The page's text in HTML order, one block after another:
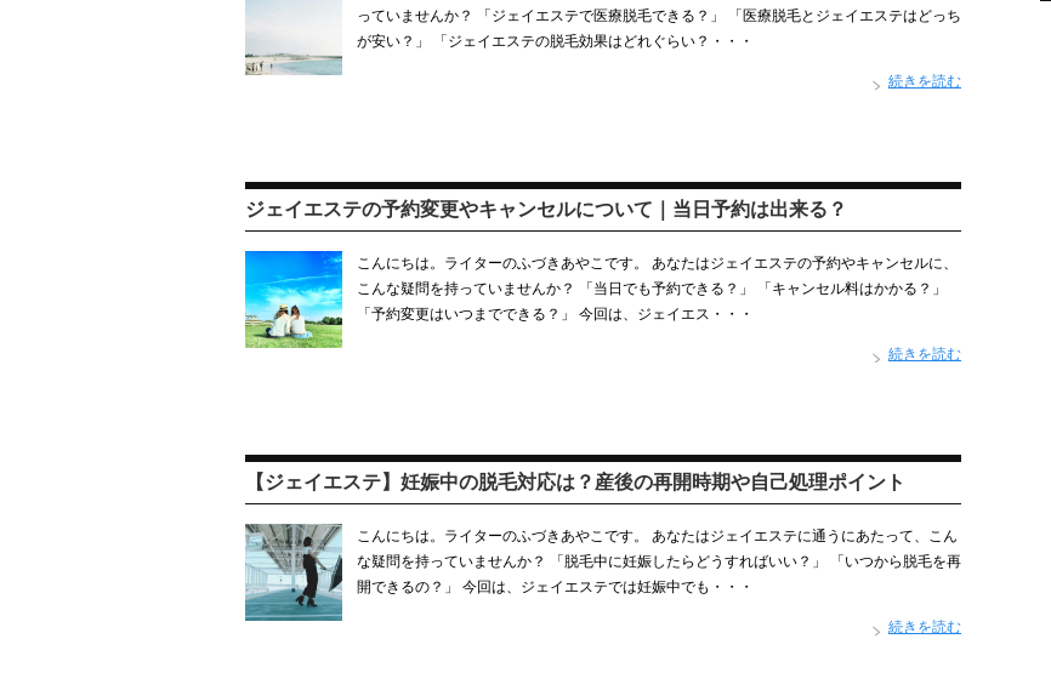
っていませんか？ 「ジェイエステで医療脱毛できる？」 「医療脱毛とジェイエステはどっち
が安い？」 「ジェイエステの脱毛効果はどれぐらい？・・・
続きを読む
ジェイエステの予約変更やキャンセルについて｜当日予約は出来る？
こんにちは。ライターのふづきあやこです。 あなたはジェイエステの予約やキャンセルに、
こんな疑問を持っていませんか？ 「当日でも予約できる？」 「キャンセル料はかかる？」
「予約変更はいつまでできる？」 今回は、ジェイエス・・・
続きを読む
【ジェイエステ】妊娠中の脱毛対応は？産後の再開時期や自己処理ポイント
こんにちは。ライターのふづきあやこです。 あなたはジェイエステに通うにあたって、こん
な疑問を持っていませんか？ 「脱毛中に妊娠したらどうすればいい？」 「いつから脱毛を再
開できるの？」 今回は、ジェイエステでは妊娠中でも・・・
続きを読む